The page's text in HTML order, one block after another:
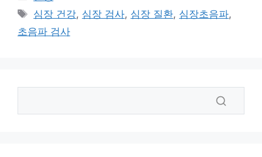
테
리
태
그
심장 건강, 심장 검사, 심장 질환, 심장초음파,
초음파 검사